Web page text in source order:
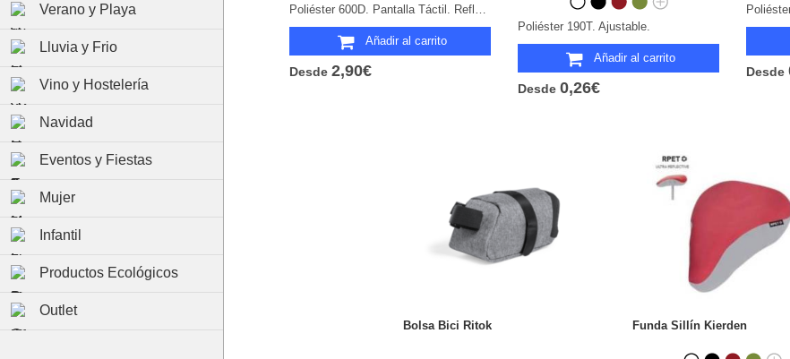
Verano y Playa
Lluvia y Frio
Vino y Hostelería
Navidad
Eventos y Fiestas
Mujer
Infantil
Productos Ecológicos
Outlet
Añadir al carrito
Desde 2,90€
Poliéster 190T. Ajustable.
Añadir al carrito
Desde 0,26€
Desde
Bolsa Bici Ritok Funda Sillín Kierden